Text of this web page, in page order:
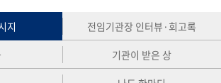
지
전임기관장 인터뷰·회고록
기관이 받은 상